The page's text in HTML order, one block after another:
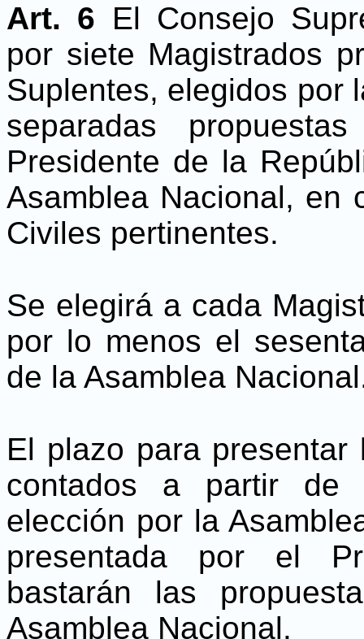
Art. 6 El Consejo
por siete Magistrados
Suplentes, elegidos por
separadas
Presidente de la
Asamblea Nacional, en
Civiles pertinentes.
Se elegirá a cada
por lo menos el
de la Asamblea
El plazo para
contados a partir de
elección por la
presentada por el
bastarán las
Asamblea Nacional.